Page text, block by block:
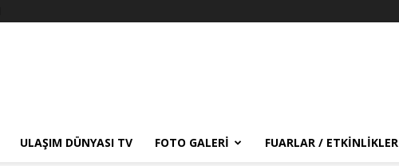
ULAŞIM DÜNYASI TV FOTO GALERI FUARLAR / ETKINLIKLER